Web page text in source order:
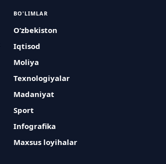
BO'LIMLAR
O‘zbekiston
Iqtisod
Moliya
Texnologiyalar
Madaniyat
Sport
Infografika
Maxsus loyihalar